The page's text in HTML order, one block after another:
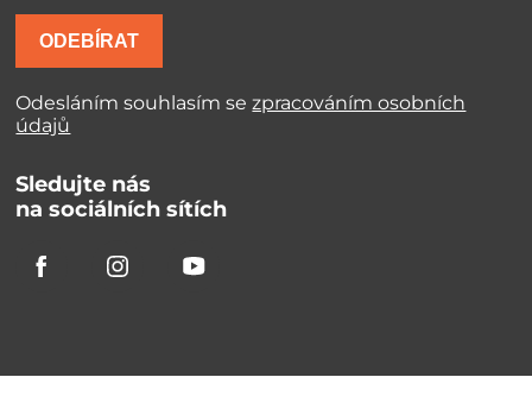
ODEBÍRAT
Odesláním souhlasím sezpracováním osobních
údajů
Sledujte nás
na sociálních sítích